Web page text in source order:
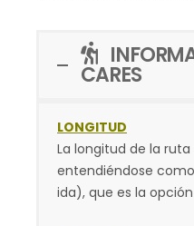
CARES
LONGITUD
La longitud de la ruta
entendiéndose
ida), que es la